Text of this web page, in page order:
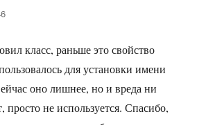
класс, раньше это свойство
для установки имени
оно лишнее, но и вреда ни
просто не используется. Спасибо,